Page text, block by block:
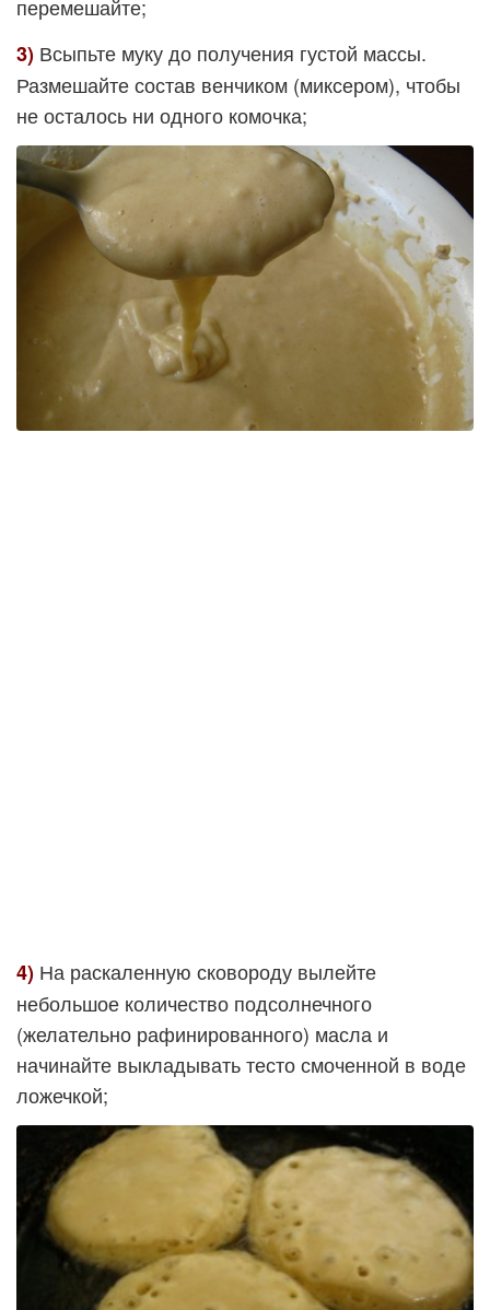
перемешайте;
3) Всыпьте муку до получения густой массы.
Размешайте состав венчиком (миксером), чтобы
не осталось ни одного комочка;
4) На раскаленную сковороду вылейте
небольшое количество подсолнечного
(желательно рафинированного) масла и
начинайте выкладывать тесто смоченной в воде
ложечкой;